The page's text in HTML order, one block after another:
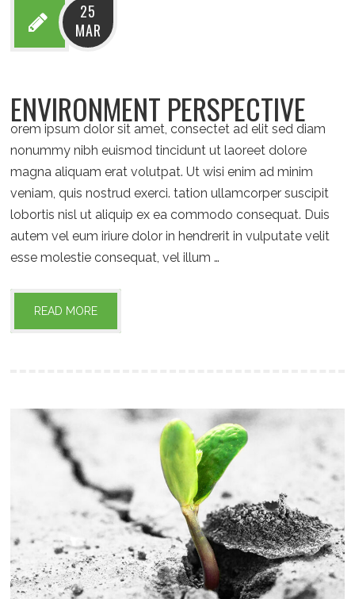
25
MAR
ENVIRONMENT PERSPECTIVE
orem ipsum dolor sit amet, consectet ad elit sed diam
nonummy nibh euismod tincidunt ut laoreet dolore
magna aliquam erat volutpat. Ut wisi enim ad minim
veniam, quis nostrud exerci. tation ullamcorper suscipit
lobortis nisl ut aliquip ex ea commodo consequat. Duis
autem vel eum iriure dolor in hendrerit in vulputate velit
esse molestie consequat, vel illum …
READ MORE